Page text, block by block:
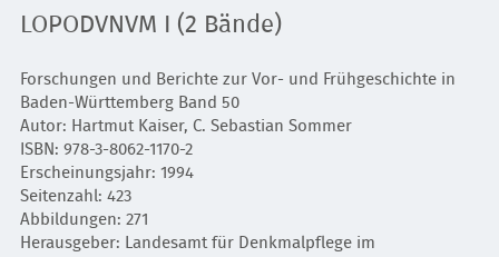
LOPODVNVM I (2 Bände)
Forschungen und Berichte zur Vor- und Frühgeschichte in
Baden-Württemberg Band 50
Autor: Hartmut Kaiser, C. Sebastian Sommer
ISBN: 978-3-8062-1170-2
Erscheinungsjahr: 1994
Seitenzahl: 423
Abbildungen: 271
Herausgeber: Landesamt für Denkmalpflege im